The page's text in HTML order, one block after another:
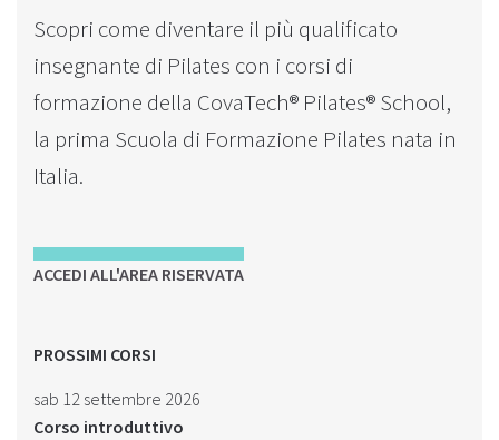
Scopri come diventare il più qualificato
insegnante di Pilates con i corsi di
formazione della CovaTech® Pilates® School,
la prima Scuola di Formazione Pilates nata in
Italia.
ACCEDI ALL'AREA RISERVATA
PROSSIMI CORSI
sab 12 settembre 2026
Corso introduttivo